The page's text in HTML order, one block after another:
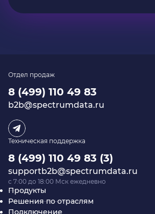
Продукты
Решения по отраслям
Подключение
Отдел продаж
8 (499) 110 49 83
b2b@spectrumdata.ru
Техническая поддержка
8 (499) 110 49 83 (3)
supportb2b@spectrumdata.ru
c 7:00 до 18:00 Мск ежедневно